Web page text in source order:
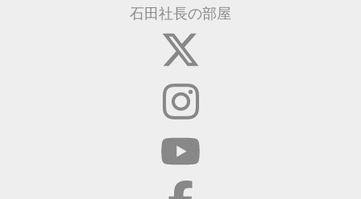
石田社長の部屋